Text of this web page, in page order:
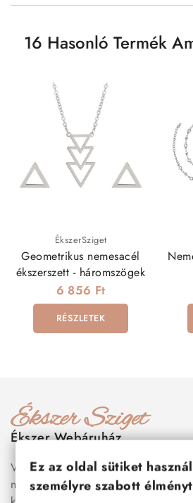
16 Hasonló Termék
ÉkszerSziget
Geometrikus nemesacél
ékszerszett - háromszögek
6 856 Ft
RÉSZLETEK
Ékszer Webáruház
Válogass több száz prémium
nemesacél ékszer és orvosi fém
Ez az oldal sütiket
személyre szabott